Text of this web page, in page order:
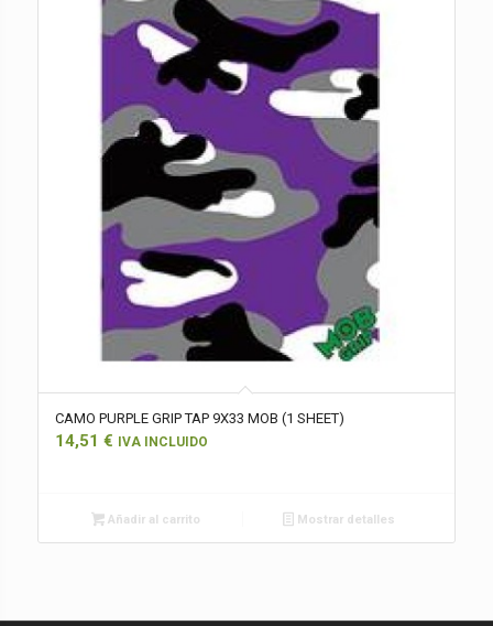
CAMO PURPLE GRIP TAP 9X33 MOB (1 SHEET)
14,51 € IVA INCLUIDO
Añadir al carrito Mostrar detalles